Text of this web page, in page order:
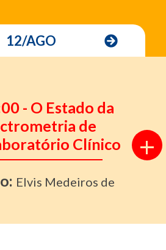
12/AGO
- O Estado da
de
Clínico
+
Elvis Medeiros de